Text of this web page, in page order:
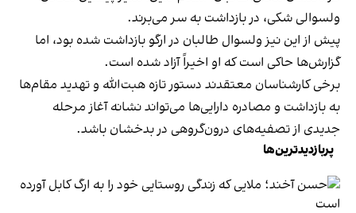
ولسوالی شکی، در بازداشت به سر می‌برند.
پیش از این نیز ولسوال طالبان در ارگو بازداشت شده بود، اما
گزارش‌ها حاکی است که او اخیراً آزاد شده است.
برخی کارشناسان معتقدند دستور تازه هبت‌الله و تهدید مقام‌ها
به بازداشت و مصادره دارایی‌ها می‌تواند نشانه آغاز مرحله
جدیدی از تصفیه‌های درون‌گروهی در بدخشان باشد.
پربازدیدترین‌ها